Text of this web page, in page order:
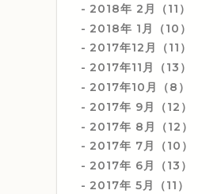
2018年 2月（11）
2018年 1月（10）
2017年12月（11）
2017年11月（13）
2017年10月（8）
2017年 9月（12）
2017年 8月（12）
2017年 7月（10）
2017年 6月（13）
2017年 5月（11）